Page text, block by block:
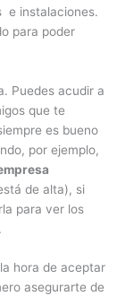
e instalaciones.
para poder
Puedes acudir a
que te
es bueno
por ejemplo,
de alta), si
para ver los
hora de aceptar
asegurarte de